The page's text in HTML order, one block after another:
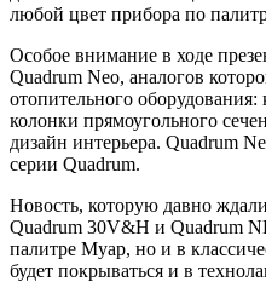
любой цвет прибора по
Особое внимание в ходе
Quadrum Neo, аналогов
отопительного оборудования:
колонки прямоугольного
дизайн интерьера. Quadrum
серии Quadrum.
Новость, которую давно
Quadrum 30V&H и Quadrum
палитре Муар, но и в
будет покрываться и в